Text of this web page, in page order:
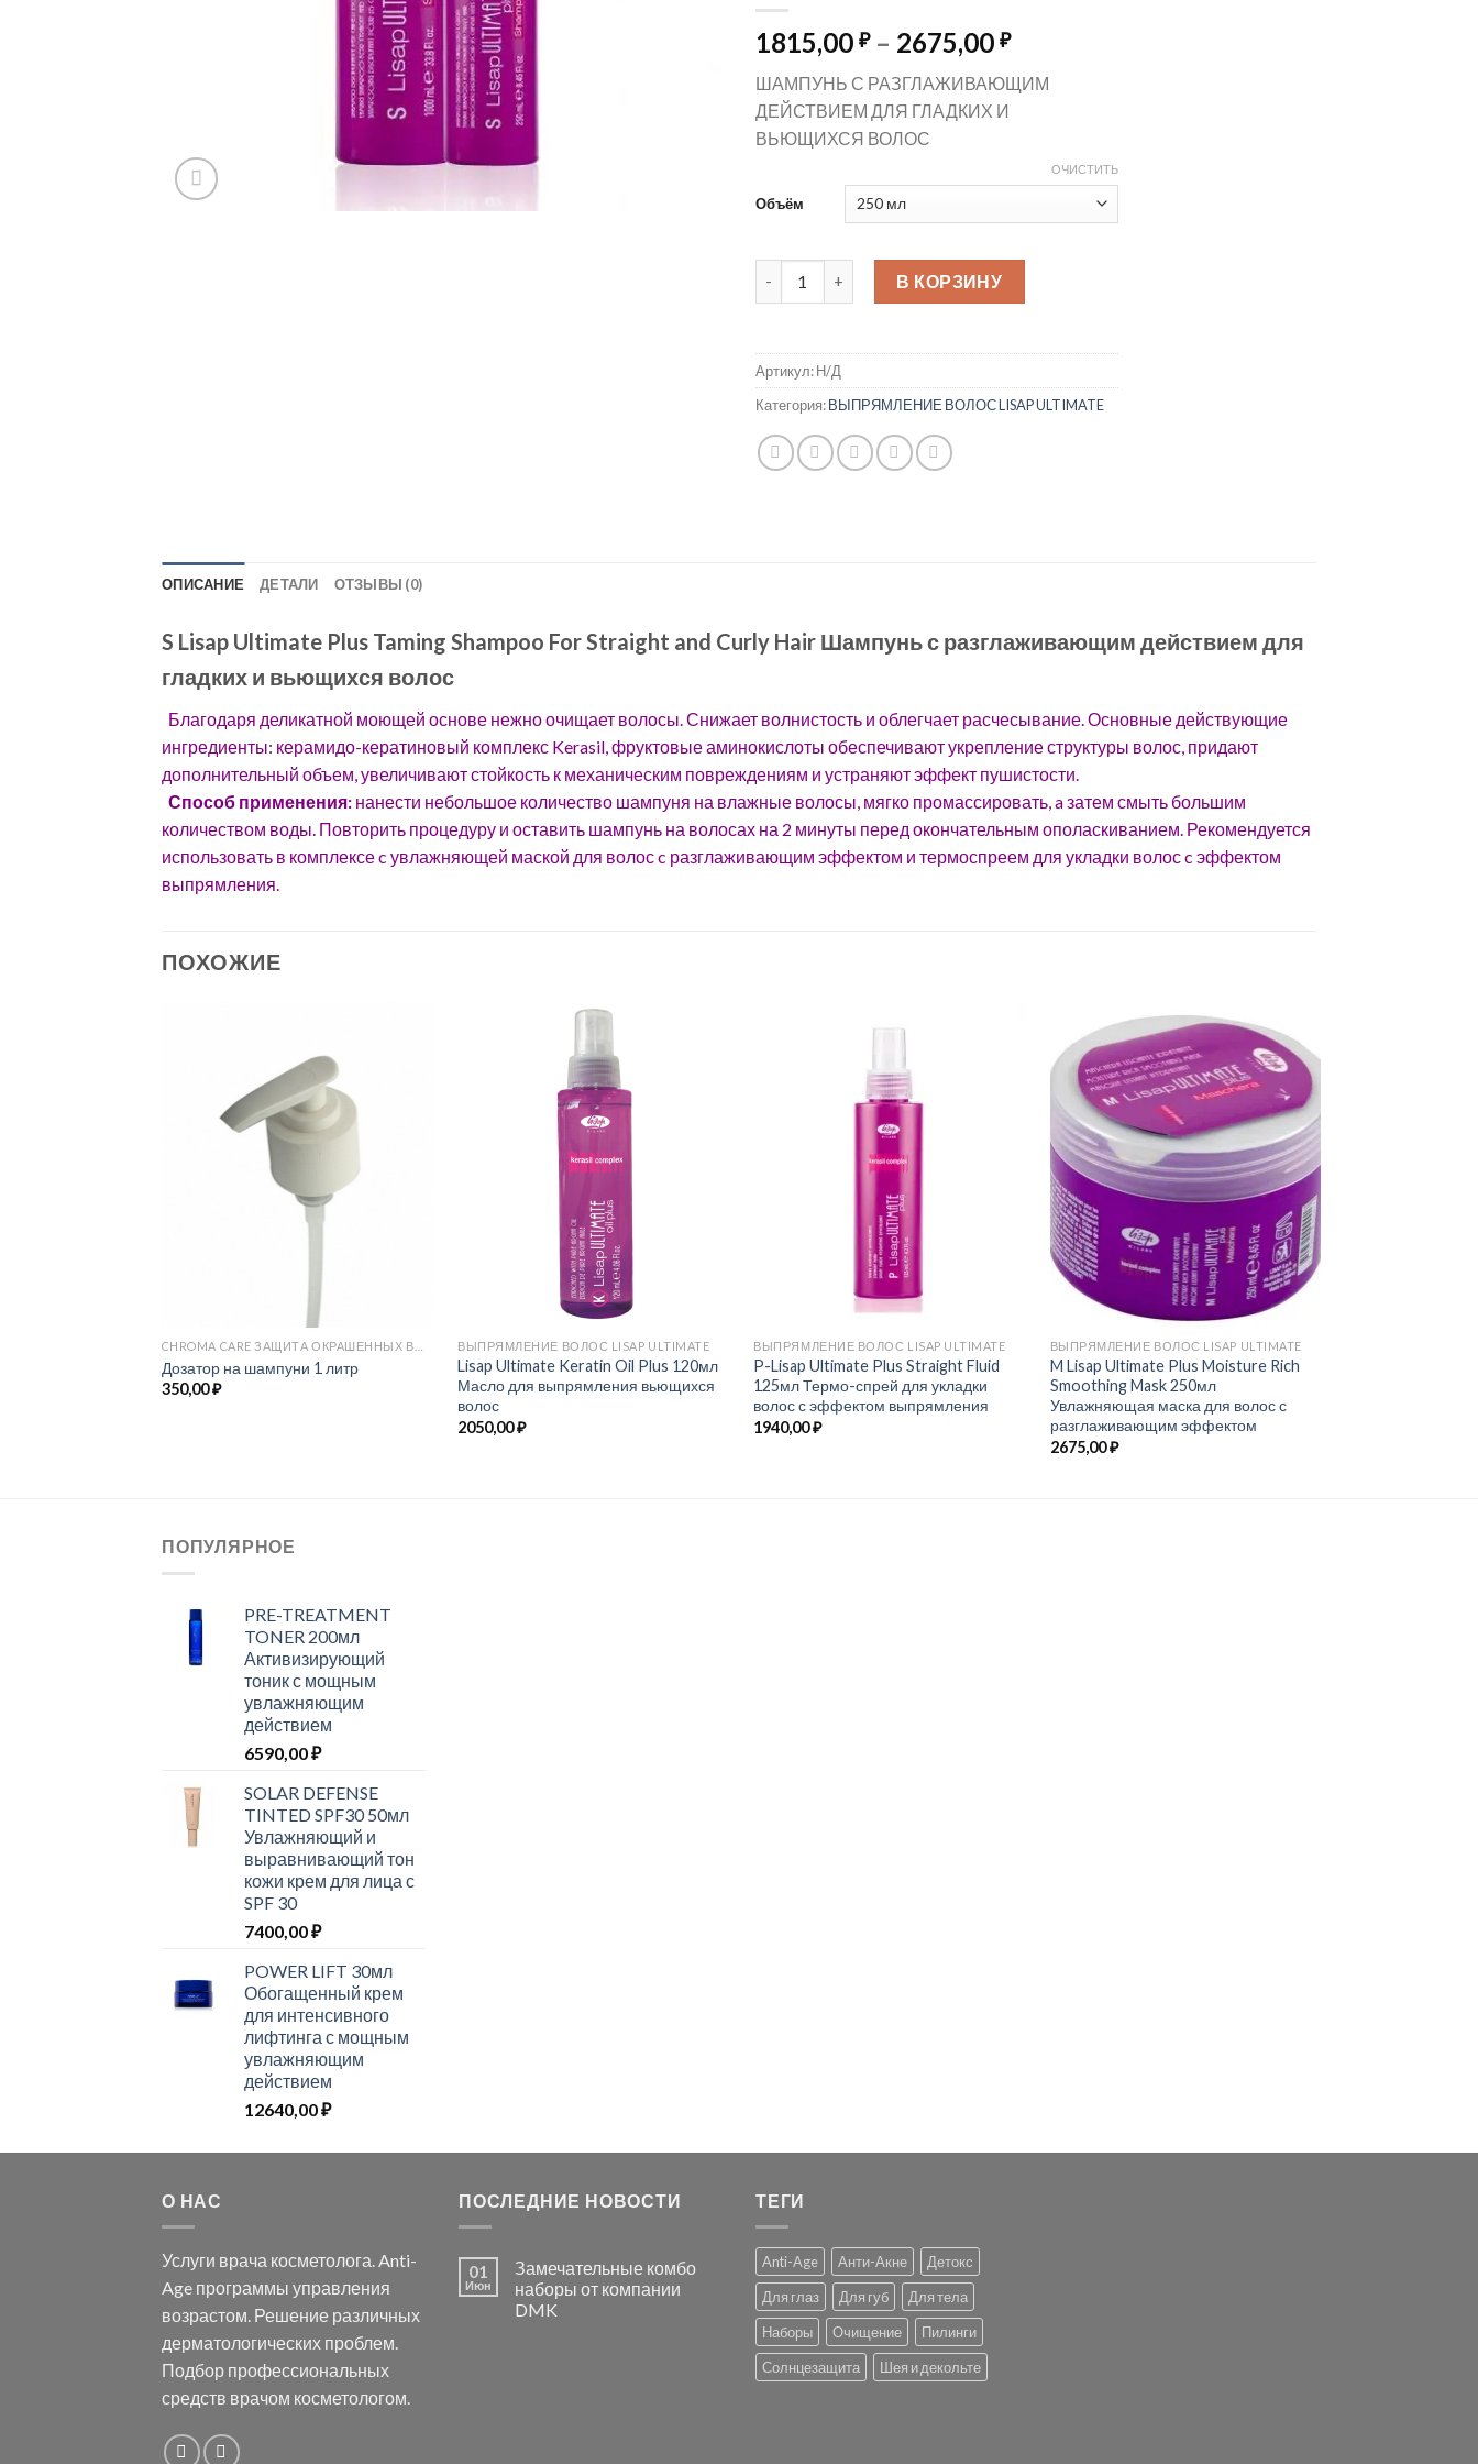
1815,00 ₽ – 2675,00 ₽Диапазон
1815,00 ₽
ШАМПУНЬ С РАЗГЛАЖИВАЮЩИМ
ДЕЙСТВИЕМ ДЛЯ ГЛАДКИХ И
ВЬЮЩИХСЯ ВОЛОС
Объём
ОЧИСТИТЬ
Количество товара S Lisap Ultimate Plus Taming Shampoo For Straight and Curly Hair
В КОРЗИНУ
Артикул:Н/Д
Категория:ВЫПРЯМЛЕНИЕ ВОЛОС LISAP ULTIMATE
ОПИСАНИЕ ДЕТАЛИ ОТЗЫВЫ (0)
S Lisap Ultimate Plus Taming Shampoo For Straight and Curly Hair Шампунь с разглаживающим действием для
гладких и вьющихся волос
Благодаря деликатной моющей основе нежно очищает волосы. Снижает волнистость и облегчает расчесывание. Основные действующие
ингредиенты: керамидо-кератиновый комплекс Kerasil, фруктовые аминокислоты обеспечивают укрепление структуры волос, придают
дополнительный объем, увеличивают стойкость к механическим повреждениям и устраняют эффект пушистости.
Способ применения: нанести небольшое количество шампуня на влажные волосы, мягко промассировать, a затем смыть большим
количеством воды. Повторить процедуру и оставить шампунь на волосах на 2 минуты перед окончательным ополаскиванием. Рекомендуется
использовать в комплексе c увлажняющей маской для волос c разглаживающим эффектом и термоспреем для укладки волос c эффектом
выпрямления.
ПОХОЖИЕ
Дозатор на шампуни 1 литр
350,00₽
ВЫПРЯМЛЕНИЕ ВОЛОС LISAP ULTIMATE
Lisap Ultimate Keratin Oil Plus 120мл
Масло для выпрямления вьющихся
волос
2050,00₽
ВЫПРЯМЛЕНИЕ ВОЛОС LISAP ULTIMATE
P-Lisap Ultimate Plus Straight Fluid
125мл Термо-спрей для укладки
волос с эффектом выпрямления
1940,00₽
ВЫПРЯМЛЕНИЕ ВОЛОС LISAP ULTIMATE
M Lisap Ultimate Plus Moisture Rich
Smoothing Mask 250мл
Увлажняющая маска для волос с
разглаживающим эффектом
2675,00₽
ПОПУЛЯРНОЕ
PRE-TREATMENT
TONER 200мл
Активизирующий
тоник с мощным
увлажняющим
действием
6590,00₽
SOLAR DEFENSE
TINTED SPF30 50мл
Увлажняющий и
выравнивающий тон
кожи крем для лица с
SPF 30
7400,00₽
POWER LIFT 30мл
Обогащенный крем
для интенсивного
лифтинга с мощным
увлажняющим
действием
12640,00₽
О НАС
Услуги врача косметолога. Anti-
Age программы управления
возрастом. Решение различных
дерматологических проблем.
Подбор профессиональных
средств врачом косметологом.
ПОСЛЕДНИЕ НОВОСТИ
01
Июн
Замечательные комбо
наборы от компании
DMK
ТЕГИ
Anti-Age Анти-Акне
Детокс
Для глаз
Для губ
Для тела
Наборы
Очищение
Пилинги
Солнцезащита
Шея и декольте